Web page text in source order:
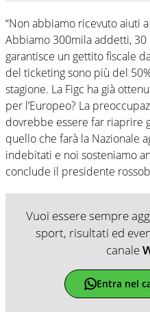
“Non abbiamo ricevuto aiuti
Abbiamo 300mila addetti,
garantisce un gettito fiscale
del ticketing sono più del
stagione. La Figc ha già
per l’Europeo? La
dovrebbe essere far riaprire
quello che farà la Nazionale
indebitati e noi sosteniamo
conclude il presidente
Vuoi essere sempre
sport, risultati ed
canale
Entra nel